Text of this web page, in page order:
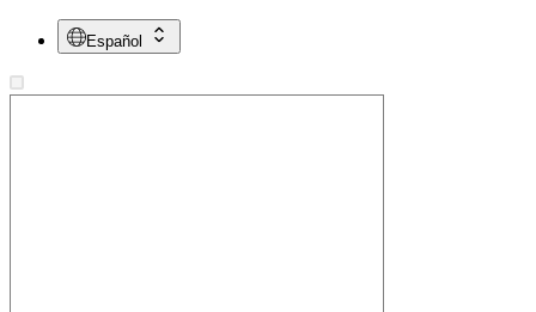
Español